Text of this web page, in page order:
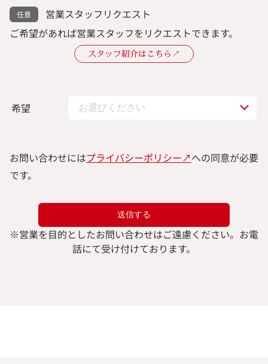
営業スタッフリクエスト
ご希望があれば営業スタッフをリクエストできます。
スタッフ紹介はこちら↗︎
希望
お問い合わせにはプライバシーポリシー↗︎への同意が必要
です。
※営業を目的としたお問い合わせはご遠慮ください。 お電
話にて受け付けております。